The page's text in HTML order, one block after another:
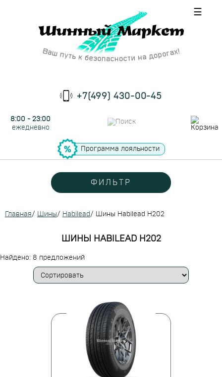
☰
+7(499) 430-00-45
8:00 - 23:00
ежедневно
Программа лояльности
ФИЛЬТР
Главная/ Шины/ Habilead/ Шины Habilead H202
ШИНЫ HABILEAD H202
Найдено: 8 предложений